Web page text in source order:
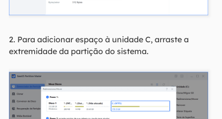
2. Para adicionar espaço à unidade C, arraste a
extremidade da partição do sistema.